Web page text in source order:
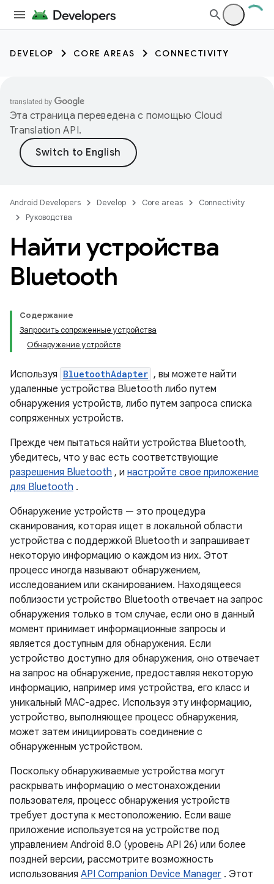
DEVELOP CORE AREAS CONNECTIVITY
Эта страница переведена с помощью Cloud
Translation API.
Android Developers Develop Core areas
Connectivity
Руководства
Найти устройства
Bluetooth
Содержание
Запросить сопряженные устройства
Обнаружение устройств
Используя BluetoothAdapter , вы можете найти
удаленные устройства Bluetooth либо путем
обнаружения устройств, либо путем запроса списка
сопряженных устройств.
Прежде чем пытаться найти устройства Bluetooth,
убедитесь, что у вас есть соответствующие
разрешения Bluetooth , и настройте свое приложение
для Bluetooth .
Обнаружение устройств — это процедура
сканирования, которая ищет в локальной области
устройства с поддержкой Bluetooth и запрашивает
некоторую информацию о каждом из них. Этот
процесс иногда называют обнаружением,
исследованием или сканированием. Находящееся
поблизости устройство Bluetooth отвечает на запрос
обнаружения только в том случае, если оно в данный
момент принимает информационные запросы и
является доступным для обнаружения. Если
устройство доступно для обнаружения, оно отвечает
на запрос на обнаружение, предоставляя некоторую
информацию, например имя устройства, его класс и
уникальный MAC-адрес. Используя эту информацию,
устройство, выполняющее процесс обнаружения,
может затем инициировать соединение с
обнаруженным устройством.
Поскольку обнаруживаемые устройства могут
раскрывать информацию о местонахождении
пользователя, процесс обнаружения устройств
требует доступа к местоположению. Если ваше
приложение используется на устройстве под
управлением Android 8.0 (уровень API 26) или более
поздней версии, рассмотрите возможность
использования API Companion Device Manager . Этот